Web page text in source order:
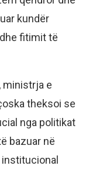
kundër
fitimit të
ministrja e
theksoi se
nga politikat
bazuar në